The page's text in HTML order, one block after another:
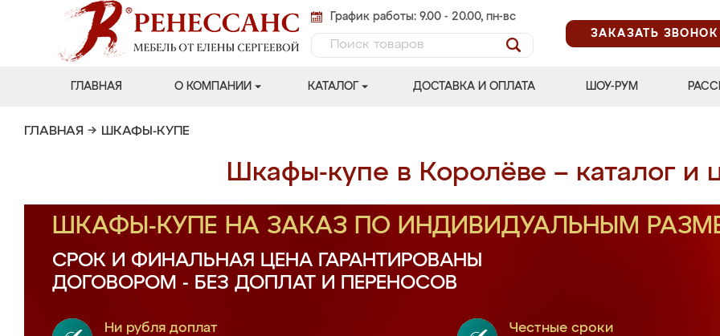
График работы: 9.00 - 20.00, пн-вс
ЗАКАЗАТЬ ЗВОНОК
ГЛАВНАЯ О КОМПАНИИ КАТАЛОГ ДОСТАВКА И ОПЛАТА ШОУ-РУМ
ГЛАВНАЯ → ШКАФЫ-КУПЕ
Шкафы-купе в Королёве – каталог и
ШКАФЫ-КУПЕ НА ЗАКАЗ ПО ИНДИВИДУАЛЬНЫМ
СРОК И ФИНАЛЬНАЯ ЦЕНА ГАРАНТИРОВАНЫ
ДОГОВОРОМ - БЕЗ ДОПЛАТ И ПЕРЕНОСОВ
Ни рубля доплат
Честные сроки